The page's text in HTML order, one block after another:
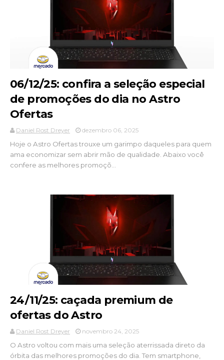
06/12/25: confira a seleção especial
de promoções do dia no Astro
Ofertas
Daniel Rost Dreyer dezembro 06, 2025
Hoje o Astro Ofertas trouxe um garimpo daqueles para quem
ama economizar sem abrir mão de qualidade. Abaixo você
confere as melhores promoçõ...
24/11/25: caçada premium de
ofertas do Astro
Daniel Rost Dreyer novembro 24, 2025
O Astro voltou com mais uma seleção aterrissada direto da
órbita das melhores promoções do dia. Tem smartphone,